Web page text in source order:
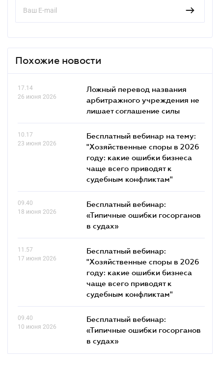
Похожие новости
17.14
26 июня 2026
Ложный перевод названия
арбитражного учреждения не
лишает соглашение силы
10.17
23 июня 2026
Бесплатный вебинар на тему:
"Хозяйственные споры в 2026
году: какие ошибки бизнеса
чаще всего приводят к
судебным конфликтам"
09.40
18 июня 2026
Бесплатный вебинар:
«Типичные ошибки госорганов
в судах»
11.57
17 июня 2026
Бесплатный вебинар:
"Хозяйственные споры в 2026
году: какие ошибки бизнеса
чаще всего приводят к
судебным конфликтам"
09.40
10 июня 2026
Бесплатный вебинар:
«Типичные ошибки госорганов
в судах»